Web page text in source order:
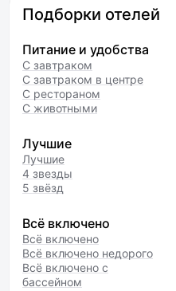
Подборки отелей
Питание и удобства
С завтраком
С завтраком в центре
С рестораном
С животными
Лучшие
Лучшие
4 звезды
5 звёзд
Всё включено
Всё включено
Всё включено недорого
Всё включено с
бассейном